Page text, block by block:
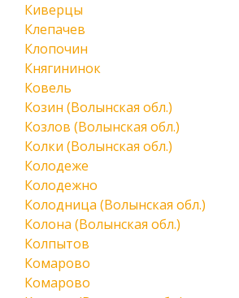
Киверцы
Клепачев
Клопочин
Княгининок
Ковель
Козин (Волынская обл.)
Козлов (Волынская обл.)
Колки (Волынская обл.)
Колодеже
Колодежно
Колодница (Волынская обл.)
Колона (Волынская обл.)
Колпытов
Комарово
Комарово